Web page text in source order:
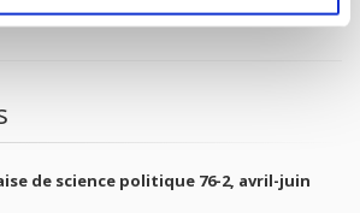
de science politique 76-2, avril-juin